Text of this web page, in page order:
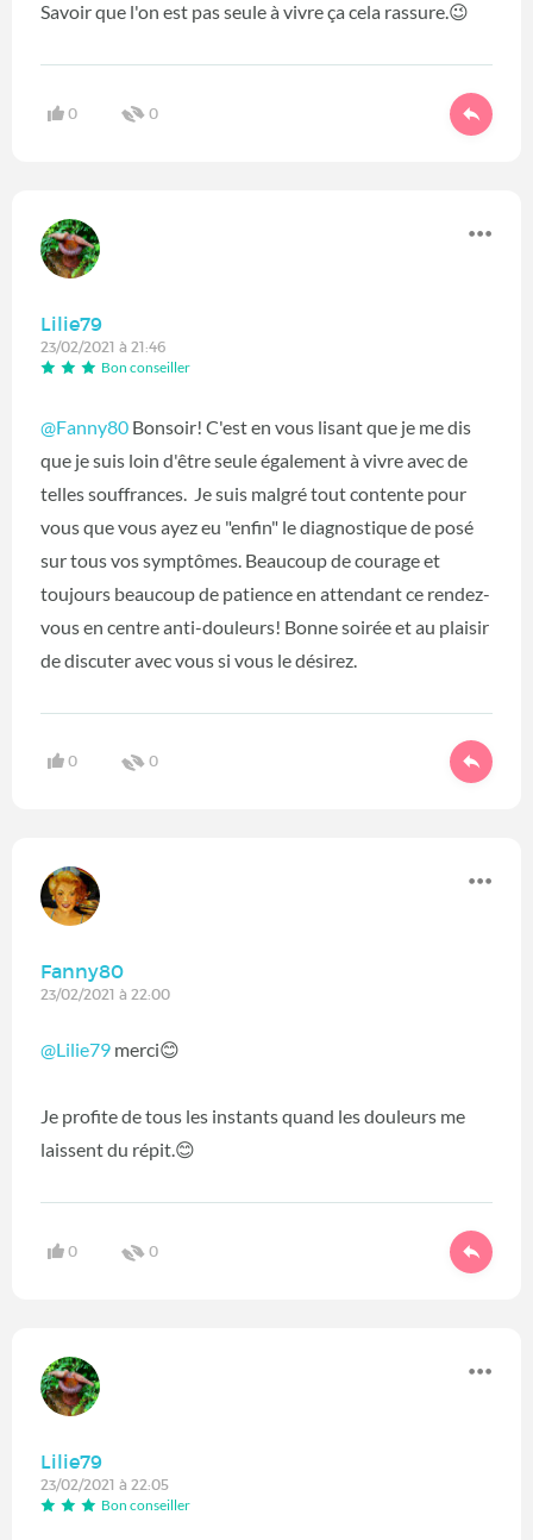
Savoir que l'on est pas seule à vivre ça cela rassure.😉
0 0
Lilie79
23/02/2021 à 21:46
Bon conseiller
@Fanny80 Bonsoir! C'est en vous lisant que je me dis
que je suis loin d'être seule également à vivre avec de
telles souffrances. Je suis malgré tout contente pour
vous que vous ayez eu "enfin" le diagnostique de posé
sur tous vos symptômes. Beaucoup de courage et
toujours beaucoup de patience en attendant ce rendez-
vous en centre anti-douleurs! Bonne soirée et au plaisir
de discuter avec vous si vous le désirez.
0 0
Fanny80
23/02/2021 à 22:00
@Lilie79 ‍ merci😊
Je profite de tous les instants quand les douleurs me
laissent du répit.😊
0 0
Lilie79
23/02/2021 à 22:05
Bon conseiller